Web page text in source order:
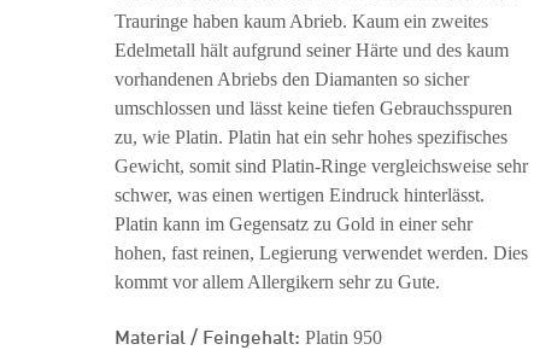
Trauringe haben kaum Abrieb. Kaum ein zweites
Edelmetall hält aufgrund seiner Härte und des kaum
vorhandenen Abriebs den Diamanten so sicher
umschlossen und lässt keine tiefen Gebrauchsspuren
zu, wie Platin. Platin hat ein sehr hohes spezifisches
Gewicht, somit sind Platin-Ringe vergleichsweise sehr
schwer, was einen wertigen Eindruck hinterlässt.
Platin kann im Gegensatz zu Gold in einer sehr
hohen, fast reinen, Legierung verwendet werden. Dies
kommt vor allem Allergikern sehr zu Gute.
Material / Feingehalt: Platin 950